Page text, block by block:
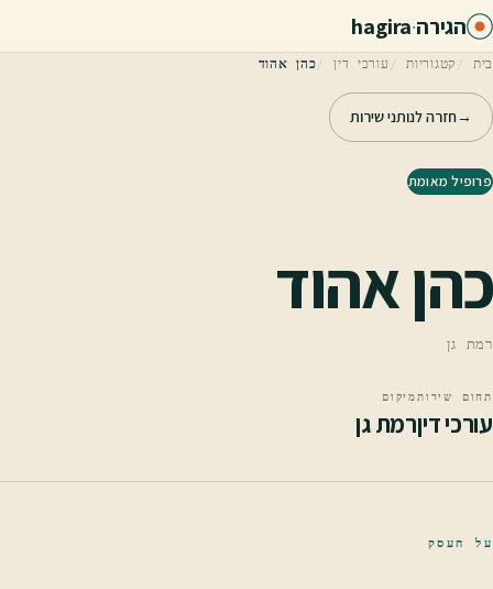
דלג לתוכן הראשי
הגירה·
hagira
בית קטגוריות עורכי דין כהן אהוד
→חזרה לנותני שירות
פרופיל מאומת
כהן אהוד
רמת גן
תחום שירות
עורכי דין
מיקום
רמת גן
על העסק